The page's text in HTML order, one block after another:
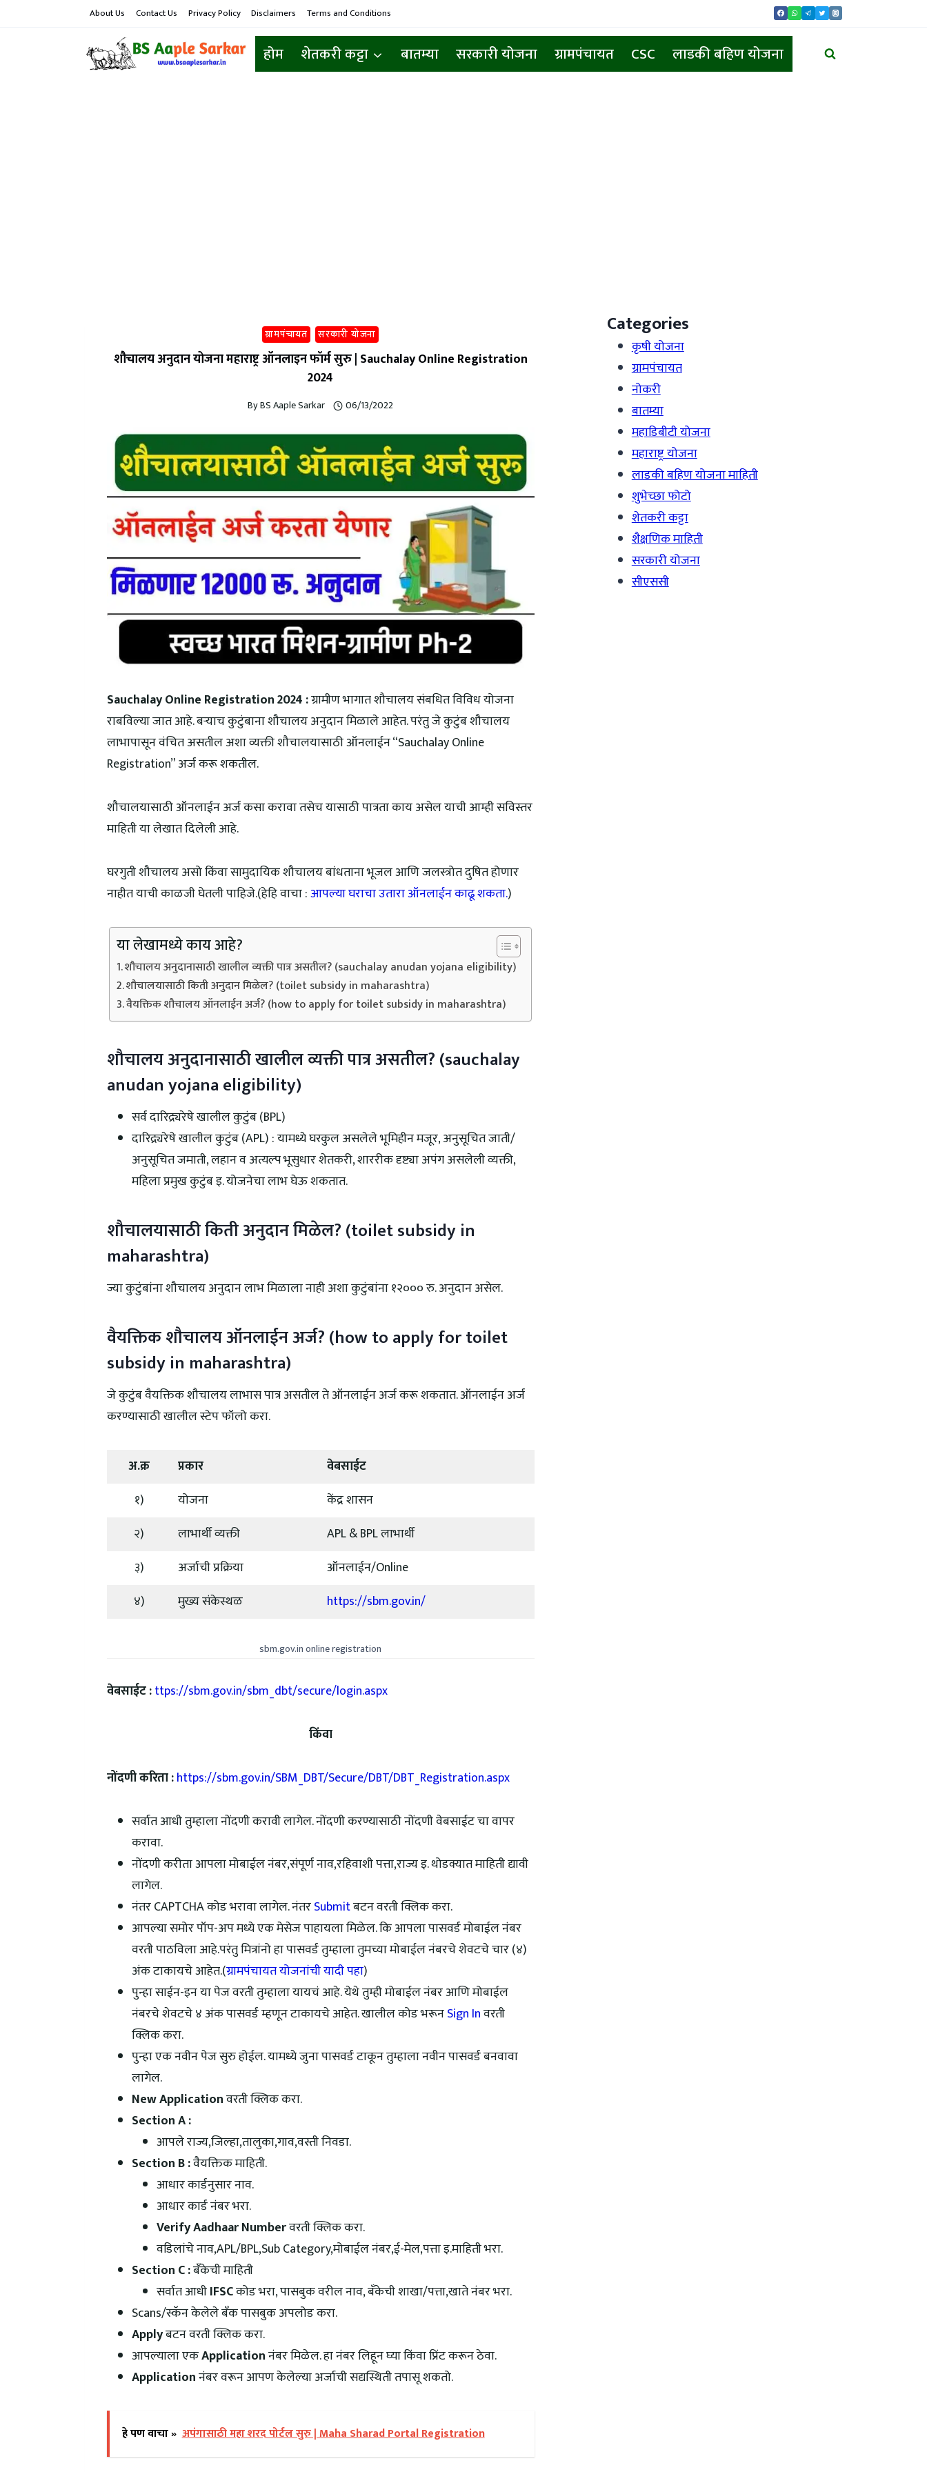
About Us Contact Us Privacy Policy Disclaimers Terms and Conditions
होम शेतकरी कट्टा बातम्या सरकारी योजना ग्रामपंचायत CSC लाडकी बहिण योजना
ग्रामपंचायत सरकारी योजना
शौचालय अनुदान योजना महाराष्ट्र ऑनलाइन फॉर्म सुरु | Sauchalay Online Registration
2024
ByBS Aaple Sarkar 06/13/2022
Sauchalay Online Registration 2024 :ग्रामीण भागात शौचालय संबधित विविध योजना
राबविल्या जात आहे. बऱ्याच कुटुंबाना शौचालय अनुदान मिळाले आहेत. परंतु जे कुटुंब शौचालय
लाभापासून वंचित असतील अशा व्यक्ती शौचालयासाठी ऑनलाईन “Sauchalay Online
Registration” अर्ज करू शकतील.
शौचालयासाठी ऑनलाईन अर्ज कसा करावा तसेच यासाठी पात्रता काय असेल याची आम्ही सविस्तर
माहिती या लेखात दिलेली आहे.
घरगुती शौचालय असो किंवा सामुदायिक शौचालय बांधताना भूजल आणि जलस्त्रोत दुषित होणार
नाहीत याची काळजी घेतली पाहिजे.(हेहि वाचा :आपल्या घराचा उतारा ऑनलाईन काढू शकता.)
या लेखामध्ये काय आहे?
शौचालय अनुदानासाठी खालील व्यक्ती पात्र असतील? (sauchalay anudan yojana eligibility)
शौचालयासाठी किती अनुदान मिळेल? (toilet subsidy in maharashtra)
वैयक्तिक शौचालय ऑनलाईन अर्ज? (how to apply for toilet subsidy in maharashtra)
शौचालय अनुदानासाठी खालील व्यक्ती पात्र असतील? (sauchalay
anudan yojana eligibility)
सर्व दारिद्र्यरेषे खालील कुटुंब (BPL)
दारिद्र्यरेषे खालील कुटुंब (APL) : यामध्ये घरकुल असलेले भूमिहीन मजूर, अनुसूचित जाती/
अनुसूचित जमाती, लहान व अत्यल्प भूसुधार शेतकरी, शाररीक दृष्ट्या अपंग असलेली व्यक्ती,
महिला प्रमुख कुटुंब इ. योजनेचा लाभ घेऊ शकतात.
शौचालयासाठी किती अनुदान मिळेल? (toilet subsidy in
maharashtra)
ज्या कुटुंबांना शौचालय अनुदान लाभ मिळाला नाही अशा कुटुंबांना १२००० रु. अनुदान असेल.
वैयक्तिक शौचालय ऑनलाईन अर्ज? (how to apply for toilet
subsidy in maharashtra)
जे कुटुंब वैयक्तिक शौचालय लाभास पात्र असतील ते ऑनलाईन अर्ज करू शकतात. ऑनलाईन अर्ज
करण्यासाठी खालील स्टेप फॉलो करा.
अ.क्र प्रकार
वेबसाईट
१)
योजना
केंद्र शासन
२)
लाभार्थी व्यक्ती
APL & BPL लाभार्थी
३)
अर्जाची प्रक्रिया
ऑनलाईन/Online
४)
मुख्य संकेस्थळ https://sbm.gov.in/
sbm.gov.in online registration
वेबसाईट :ttps://sbm.gov.in/sbm_dbt/secure/login.aspx
किंवा
नोंदणी करिता :https://sbm.gov.in/SBM_DBT/Secure/DBT/DBT_Registration.aspx
सर्वात आधी तुम्हाला नोंदणी करावी लागेल. नोंदणी करण्यासाठी नोंदणी वेबसाईट चा वापर
करावा.
नोंदणी करीता आपला मोबाईल नंबर,संपूर्ण नाव,रहिवाशी पत्ता,राज्य इ. थोडक्यात माहिती द्यावी
लागेल.
नंतर CAPTCHA कोड भरावा लागेल. नंतरSubmitबटन वरती क्लिक करा.
आपल्या समोर पॉप-अप मध्ये एक मेसेज पाहायला मिळेल. कि आपला पासवर्ड मोबाईल नंबर
वरती पाठविला आहे.परंतु मित्रांनो हा पासवर्ड तुम्हाला तुमच्या मोबाईल नंबरचे शेवटचे चार (४)
अंक टाकायचे आहेत.(ग्रामपंचायत योजनांची यादी पहा)
पुन्हा साईन-इन या पेज वरती तुम्हाला यायचं आहे. येथे तुम्ही मोबाईल नंबर आणि मोबाईल
नंबरचे शेवटचे ४ अंक पासवर्ड म्हणून टाकायचे आहेत. खालील कोड भरूनSign Inवरती
क्लिक करा.
पुन्हा एक नवीन पेज सुरु होईल. यामध्ये जुना पासवर्ड टाकून तुम्हाला नवीन पासवर्ड बनवावा
लागेल.
New Applicationवरती क्लिक करा.
Section A :
आपले राज्य,जिल्हा,तालुका,गाव,वस्ती निवडा.
Section B :वैयक्तिक माहिती.
आधार कार्डनुसार नाव.
आधार कार्ड नंबर भरा.
Verify Aadhaar Numberवरती क्लिक करा.
वडिलांचे नाव,APL/BPL,Sub Category,मोबाईल नंबर,ई-मेल,पत्ता इ.माहिती भरा.
Section C :बँकेची माहिती
सर्वात आधीIFSCकोड भरा, पासबुक वरील नाव, बँकेची शाखा/पत्ता,खाते नंबर भरा.
Scans/स्कॅन केलेले बँक पासबुक अपलोड करा.
Applyबटन वरती क्लिक करा.
आपल्याला एकApplicationनंबर मिळेल. हा नंबर लिहून घ्या किंवा प्रिंट करून ठेवा.
Applicationनंबर वरून आपण केलेल्या अर्जाची सद्यस्थिती तपासू शकतो.
हे पण वाचा » अपंगासाठी महा शरद पोर्टल सुरु | Maha Sharad Portal Registration
Categories
कृषी योजना
ग्रामपंचायत
नोकरी
बातम्या
महाडिबीटी योजना
महाराष्ट्र योजना
लाडकी बहिण योजना माहिती
शुभेच्छा फोटो
शेतकरी कट्टा
शैक्षणिक माहिती
सरकारी योजना
सीएससी